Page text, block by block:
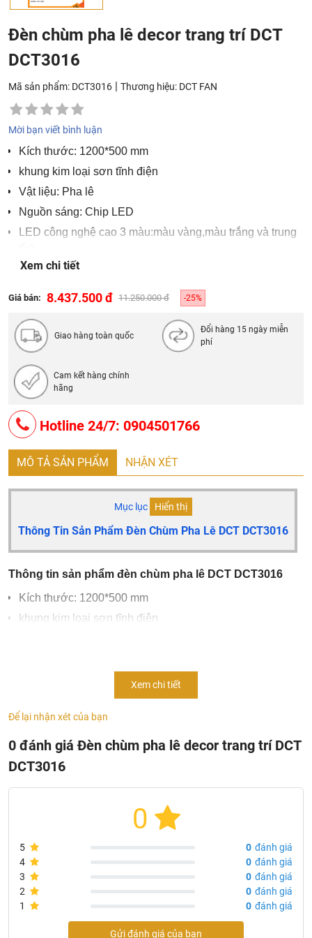
Đèn chùm pha lê decor trang trí DCT
DCT3016
Mã sản phẩm: DCT3016 | Thương hiệu: DCT FAN
Mời bạn viết bình luận
Kích thước: 1200*500 mm
khung kim loại sơn tĩnh điện
Vật liệu: Pha lê
Nguồn sáng: Chip LED
LED công nghệ cao 3 màu:màu vàng,màu trắng và trung
Ứng dụng: Đèn chùm pha lê dành cho phòng khách,
Xem chi tiết
Giá bán: 8.437.500 đ 11.250.000 đ -25%
Giao hàng toàn quốc
Đổi hàng 15 ngày miễn
phí
Cam kết hàng chính
hãng
Hotline 24/7: 0904501766
MÔ TẢ SẢN PHẨM NHẬN XÉT
Mục lục Hiển thị
Thông Tin Sản Phẩm Đèn Chùm Pha Lê DCT DCT3016
Thông tin sản phẩm đèn chùm pha lê DCT DCT3016
Kích thước: 1200*500 mm
khung kim loại sơn tĩnh điện
LED công nghệ cao 3 màu:màu vàng,màu trắng và trung
Ứng dụng : Đèn chùm pha lê dành cho phòng khách,
Xem chi tiết
Để lại nhận xét của bạn
0 đánh giá Đèn chùm pha lê decor trang trí DCT
DCT3016
0
5 0 đánh giá
4
0 đánh giá
3
0 đánh giá
2
0 đánh giá
1
0 đánh giá
Gửi đánh giá của bạn